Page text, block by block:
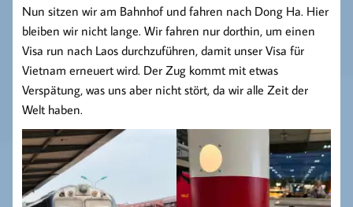
Nun sitzen wir am Bahnhof und fahren nach Dong Ha. Hier
bleiben wir nicht lange. Wir fahren nur dorthin, um einen
Visa run nach Laos durchzuführen, damit unser Visa für
Vietnam erneuert wird. Der Zug kommt mit etwas
Verspätung, was uns aber nicht stört, da wir alle Zeit der
Welt haben.